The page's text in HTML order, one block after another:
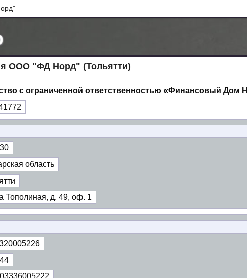
ООО "ФД Норд" (Тольятти)
с ограниченной ответственностью «Финансовый Дом
область
Тополиная, д. 49, оф. 1